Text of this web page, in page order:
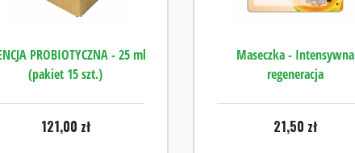
PROBIOTYCZNA - 25 ml
(pakiet 15 szt.)
121,00 zł
Maseczka - Intensywna
regeneracja
21,50 zł